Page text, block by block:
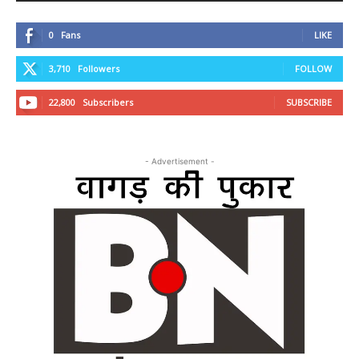
0 Fans LIKE
3,710 Followers FOLLOW
22,800 Subscribers SUBSCRIBE
- Advertisement -